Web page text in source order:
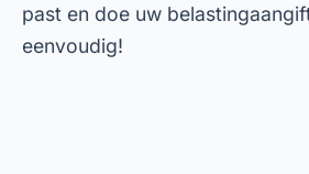
past en doe uw
eenvoudig!